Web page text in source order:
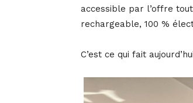
accessible par l’offre
rechargeable, 100 %
C’est ce qui fait